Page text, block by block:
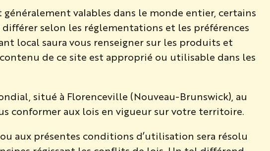
valables dans le monde entier, certains
selon les réglementations et les préférences
local saura vous renseigner sur les produits et
de ce site est approprié ou utilisable dans les
situé à Florenceville (Nouveau-Brunswick), au
conformer aux lois en vigueur sur votre territoire.
aux présentes conditions d’utilisation sera résolu